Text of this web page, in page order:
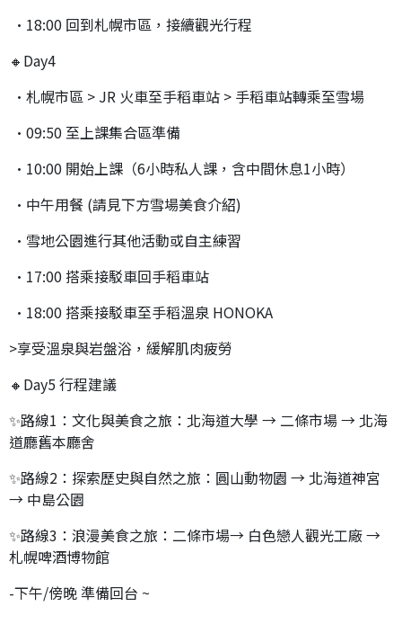
•18:00 回到札幌市區，接續觀光行程
🔸Day4
•札幌市區 > JR 火車至手稻車站 > 手稻車站轉乘至雪場
•09:50 至上課集合區準備
•10:00 開始上課（6小時私人課，含中間休息1小時）
•中午用餐 (請見下方雪場美食介紹)
•雪地公園進行其他活動或自主練習
•17:00 搭乘接駁車回手稻車站
•18:00 搭乘接駁車至手稻溫泉 HONOKA
>享受溫泉與岩盤浴，緩解肌肉疲勞
🔸Day5 行程建議
✨路線1：文化與美食之旅：北海道大學 → 二條市場 → 北海
道廳舊本廳舍
✨路線2：探索歷史與自然之旅：圓山動物園 → 北海道神宮
→ 中島公園
✨路線3：浪漫美食之旅：二條市場→ 白色戀人觀光工廠 →
札幌啤酒博物館
-下午/傍晚 準備回台 ~